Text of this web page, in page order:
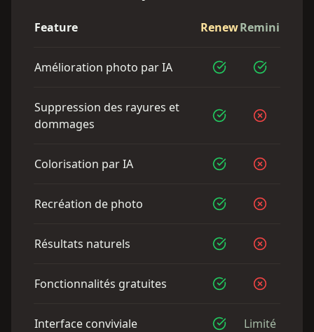
Feature RenewRemini
Amélioration photo par IA
Suppression des rayures et
dommages
Colorisation par IA
Recréation de photo
Résultats naturels
Fonctionnalités gratuites
Interface conviviale Limité